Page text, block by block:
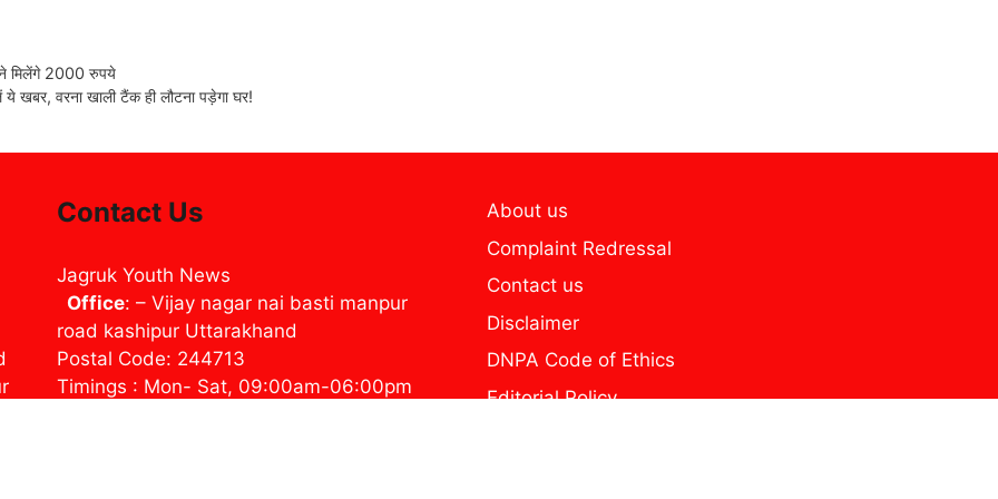
मिलेंगे 2000 रुपये
वरना खाली टैंक ही लौटना पड़ेगा घर!
Contact Us
Jagruk Youth News
Office: – Vijay nagar nai basti manpur
road kashipur Uttarakhand
Postal Code: 244713
Timings : Mon- Sat, 09:00am-06:00pm
About us
Complaint Redressal
Contact us
Disclaimer
DNPA Code of Ethics
Editorial Policy